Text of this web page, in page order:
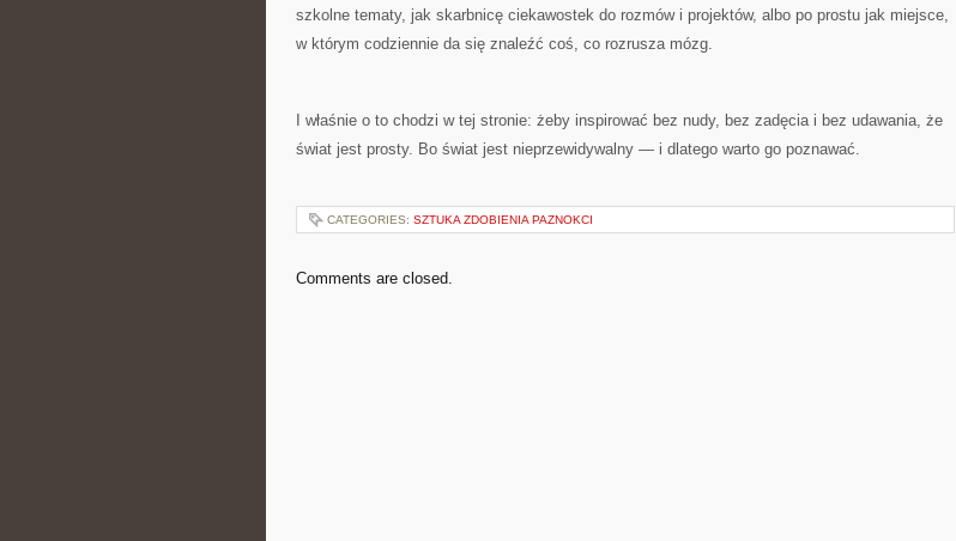
szkolne tematy, jak skarbnicę ciekawostek do rozmów i projektów, albo po prostu jak miejsce,
w którym codziennie da się znaleźć coś, co rozrusza mózg.
I właśnie o to chodzi w tej stronie: żeby inspirować bez nudy, bez zadęcia i bez udawania, że
świat jest prosty. Bo świat jest nieprzewidywalny — i dlatego warto go poznawać.
CATEGORIES: SZTUKA ZDOBIENIA PAZNOKCI
Comments are closed.